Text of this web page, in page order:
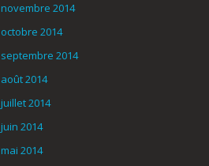
novembre 2014
octobre 2014
septembre 2014
août 2014
juillet 2014
juin 2014
mai 2014